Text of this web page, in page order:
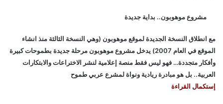
مشروع موهوبون.. بداية جديدة
مع انطلاق النسخة الجديدة لموقع موهوبون (وهي النسخة الثالثة منذ انشاء
الموقع في العام 2007) يدخل مشروع موهوبون مرحلة جديدة بطموحات كبيرة
وأفكار متجددة… فهو ليس فقط منصة إعلامية لنشر الاختراعات والابتكارات
العربية.. بل هو مبادرة ريادية ونواة لمشرع عربي طموح
إستكمال القراءة